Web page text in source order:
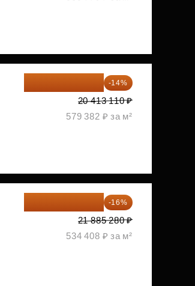
-14%
20 413 110 ₽
579 382 ₽ за м²
-16%
21 885 280 ₽
534 408 ₽ за м²